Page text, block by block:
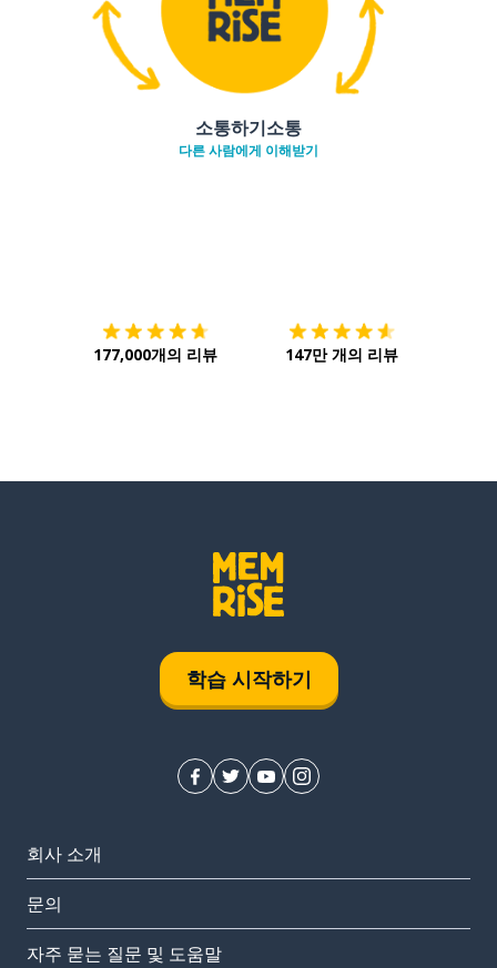
소통하기소통
다른 사람에게 이해받기
177,000개의 리뷰 147만 개의 리뷰
학습 시작하기
회사 소개
문의
자주 묻는 질문 및 도움말